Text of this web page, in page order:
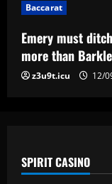
5
Baccarat
Emery must
more than
z3u9t.icu 12/
SPIRIT CASINO